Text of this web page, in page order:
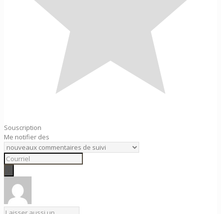
Souscription
Me notifier des